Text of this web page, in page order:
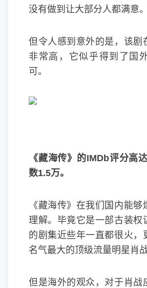
没有做到让大部分人都满意。
但令人感到意外的是，该剧
非常高，它似乎得到了国
可。
《藏海传》的IMDb评分高
数1.5万。
《藏海传》在我们国内能
理解。毕竟它是一部古装权
的剧集近些年一直都很火，
名气最大的顶级流量明星肖战
但是海外的观众，对于肖战